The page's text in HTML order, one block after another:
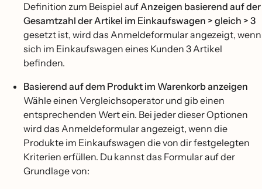
Definition zum Beispiel aufAnzeigen basierend auf der
Gesamtzahl der Artikel im Einkaufswagen > gleich > 3
gesetzt ist, wird das Anmeldeformular angezeigt, wenn
sich im Einkaufswagen eines Kunden 3 Artikel
befinden.
Basierend auf dem Produkt im Warenkorb anzeigen
Wähle einen Vergleichsoperator und gib einen
entsprechenden Wert ein. Bei jeder dieser Optionen
wird das Anmeldeformular angezeigt, wenn die
Produkte im Einkaufswagen die von dir festgelegten
Kriterien erfüllen. Du kannst das Formular auf der
Grundlage von: